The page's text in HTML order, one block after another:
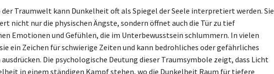
Traumwelt kann Dunkelheit oft als Spiegel der Seele interpretiert werden. Sie
nicht nur die physischen Ängste, sondern öffnet auch die Tür zu tief
Emotionen und Gefühlen, die im Unterbewusstsein schlummern. In vielen
ein Zeichen für schwierige Zeiten und kann bedrohliches oder gefährliches
Die psychologische Deutung dieser Traumsymbole zeigt, dass Licht
in einem ständigen Kampf stehen, wo die Dunkelheit Raum für tiefere